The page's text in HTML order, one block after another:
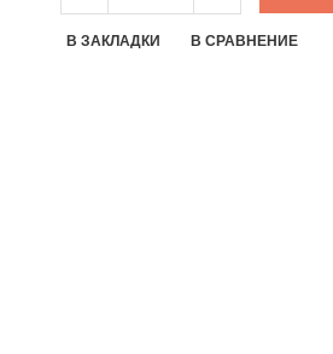
В ЗАКЛАДКИ В СРАВНЕНИЕ